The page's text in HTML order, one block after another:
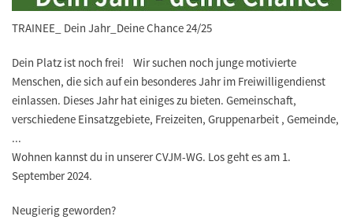
TRAINEE_ Dein Jahr_Deine Chance 24/25
Dein Platz ist noch frei! Wir suchen noch junge motivierte
Menschen, die sich auf ein besonderes Jahr im Freiwilligendienst
einlassen. Dieses Jahr hat einiges zu bieten. Gemeinschaft,
verschiedene Einsatzgebiete, Freizeiten, Gruppenarbeit , Gemeinde,
...
Wohnen kannst du in unserer CVJM-WG. Los geht es am 1.
September 2024.
Neugierig geworden?